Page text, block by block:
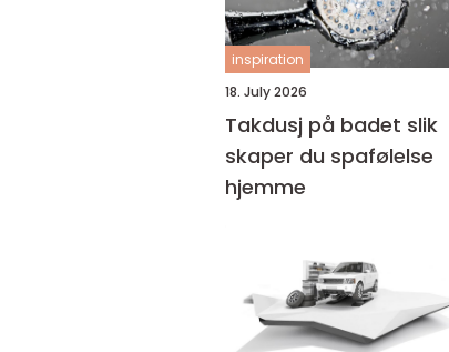
inspiration
18. July 2026
Takdusj på badet slik
skaper du spafølelse
hjemme